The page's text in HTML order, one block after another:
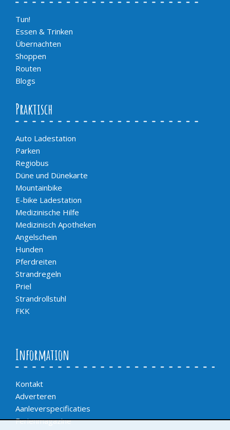
Tun!
Essen & Trinken
Übernachten
Shoppen
Routen
Blogs
Praktisch
Auto Ladestation
Parken
Regiobus
Düne und Dünekarte
Mountainbike
E-bike Ladestation
Medizinische Hilfe
Medizinisch Apotheken
Angelschein
Hunden
Pferdreiten
Strandregeln
Priel
Strandrollstuhl
FKK
Information
Kontakt
Adverteren
Aanleverspecificaties
Ferienmagazine